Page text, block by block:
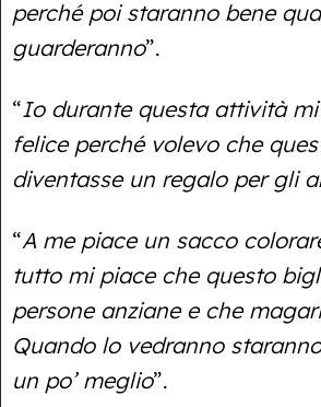
perché poi staranno bene
guarderanno”.
“Io durante questa attività
felice perché volevo che
diventasse un regalo per gli
“A me piace un sacco
tutto mi piace che questo
persone anziane e che
Quando lo vedranno
un po’ meglio”.